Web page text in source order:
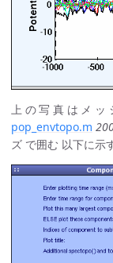
上の写真はメッ
pop_envtopo.m
ズ で囲む 以下に示